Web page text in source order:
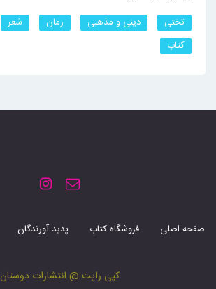
تختی دینی و مذهبی رمان شعر
کتاب
صفحه اصلی فروشگاه کتاب پدید آورندگان
کپی رایت @ انتشارات دوستان